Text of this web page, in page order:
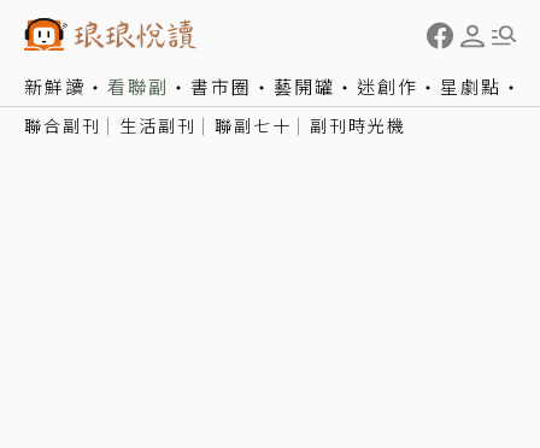
新鮮讀 看聯副 書市圈 藝開罐 迷創作 星劇點
聯合副刊 生活副刊 聯副七十 副刊時光機